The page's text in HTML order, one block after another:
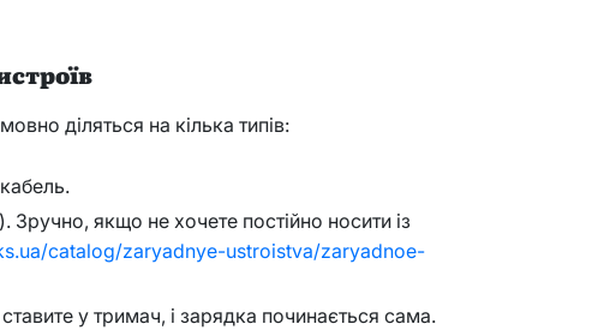
діляться на кілька типів:
Зручно, якщо не хочете постійно носити із
catalog/zaryadnye-ustroistva/zaryadnoe-
у тримач, і зарядка починається сама.